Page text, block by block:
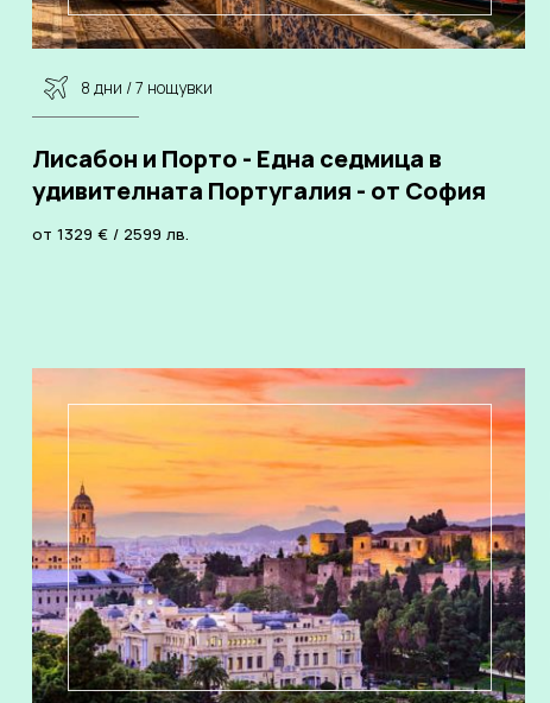
8 дни / 7 нощувки
Лисабон и Порто - Една седмица в
удивителната Португалия - от София
от 1329 € / 2599 лв.